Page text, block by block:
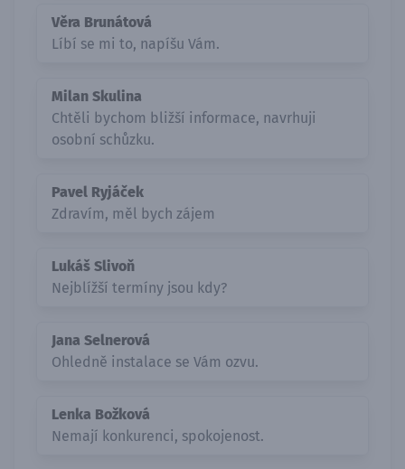
Věra Brunátová
Líbí se mi to, napíšu Vám.
Milan Skulina
Chtěli bychom bližší informace, navrhuji
osobní schůzku.
Pavel Ryjáček
Zdravím, měl bych zájem
Lukáš Slivoň
Nejblížší termíny jsou kdy?
Jana Selnerová
Ohledně instalace se Vám ozvu.
Lenka Božková
Nemají konkurenci, spokojenost.